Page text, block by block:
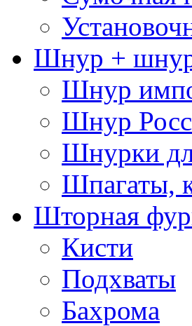
Шнур +
Шнур
Шнур
Шнурки
Шпагаты,
Шторная
Кисти
Подхваты
Бахрома